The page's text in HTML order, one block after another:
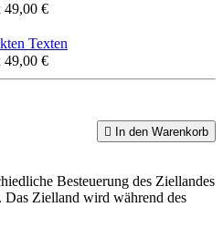
49,00 €
Texten
49,00 €
 In den Warenkorb
Besteuerung des Ziellandes
Zielland wird während des